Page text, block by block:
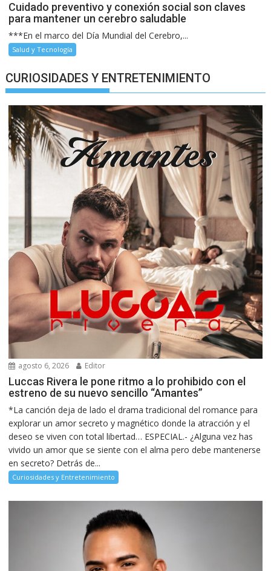
Cuidado preventivo y conexión social son claves
para mantener un cerebro saludable
***En el marco del Día Mundial del Cerebro,...
Salud y Tecnología
CURIOSIDADES Y ENTRETENIMIENTO
agosto 6, 2026 Editor
Luccas Rivera le pone ritmo a lo prohibido con el
estreno de su nuevo sencillo “Amantes”
*La canción deja de lado el drama tradicional del romance para
explorar un amor secreto y magnético donde la atracción y el
deseo se viven con total libertad… ESPECIAL.- ¿Alguna vez has
vivido un amor que se siente con el alma pero debe mantenerse
en secreto? Detrás de...
Curiosidades y Entretenimiento